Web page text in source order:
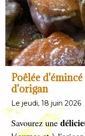
Poêlée
d'origan
Le jeudi, 18 juin 2026
Savourez une